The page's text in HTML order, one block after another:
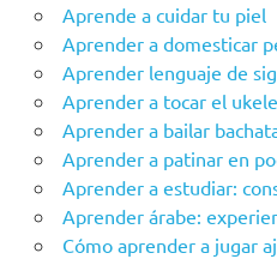
Aprende a cuidar tu piel
Aprender a domesticar
Aprender lenguaje de
Aprender a tocar el
Aprender a bailar
Aprender a patinar en
Aprender a estudiar:
Aprender árabe:
Cómo aprender a jugar